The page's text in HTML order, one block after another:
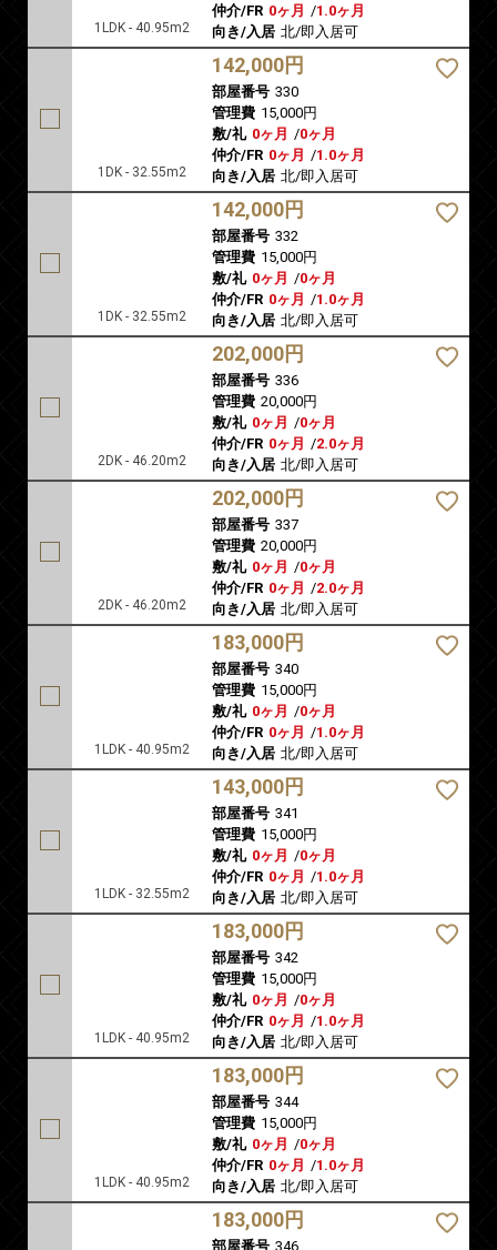
1LDK - 40.95m2
仲介/FR 0ヶ月 /1.0ヶ月
向き/入居 北/即入居可
1DK - 32.55m2
142,000円
部屋番号 330
管理費 15,000円
敷/礼 0ヶ月 /0ヶ月
仲介/FR 0ヶ月 /1.0ヶ月
向き/入居 北/即入居可
1DK - 32.55m2
142,000円
部屋番号 332
管理費 15,000円
敷/礼 0ヶ月 /0ヶ月
仲介/FR 0ヶ月 /1.0ヶ月
向き/入居 北/即入居可
2DK - 46.20m2
202,000円
部屋番号 336
管理費 20,000円
敷/礼 0ヶ月 /0ヶ月
仲介/FR 0ヶ月 /2.0ヶ月
向き/入居 北/即入居可
2DK - 46.20m2
202,000円
部屋番号 337
管理費 20,000円
敷/礼 0ヶ月 /0ヶ月
仲介/FR 0ヶ月 /2.0ヶ月
向き/入居 北/即入居可
1LDK - 40.95m2
183,000円
部屋番号 340
管理費 15,000円
敷/礼 0ヶ月 /0ヶ月
仲介/FR 0ヶ月 /1.0ヶ月
向き/入居 北/即入居可
1LDK - 32.55m2
143,000円
部屋番号 341
管理費 15,000円
敷/礼 0ヶ月 /0ヶ月
仲介/FR 0ヶ月 /1.0ヶ月
向き/入居 北/即入居可
1LDK - 40.95m2
183,000円
部屋番号 342
管理費 15,000円
敷/礼 0ヶ月 /0ヶ月
仲介/FR 0ヶ月 /1.0ヶ月
向き/入居 北/即入居可
1LDK - 40.95m2
183,000円
部屋番号 344
管理費 15,000円
敷/礼 0ヶ月 /0ヶ月
仲介/FR 0ヶ月 /1.0ヶ月
向き/入居 北/即入居可
183,000円
部屋番号 346